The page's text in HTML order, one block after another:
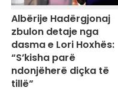
Albërije Hadërgjonaj
zbulon detaje nga
dasma e Lori Hoxhës:
“S’kisha parë
ndonjëherë diçka të
tillë”